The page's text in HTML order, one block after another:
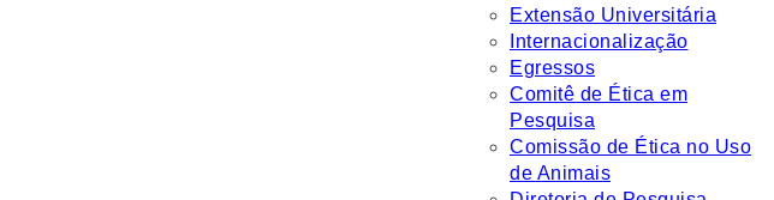
Extensão Universitária
Internacionalização
Egressos
Comitê de Ética em
Pesquisa
Comissão de Ética no Uso
de Animais